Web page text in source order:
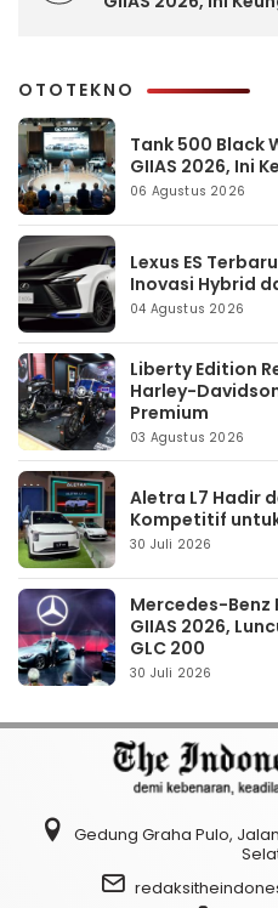
OTOTEKNO
Tank 500 Black
GIIAS 2026, Ini
06 Agustus 2026
Lexus ES
Inovasi Hybrid
04 Agustus 2026
Liberty Edition
Harley-
Premium
03 Agustus 2026
Aletra L7 Hadir
Kompetitif
30 Juli 2026
Mercedes-Benz
GIIAS 2026,
GLC 200
30 Juli 2026
Gedung Graha Pulo,